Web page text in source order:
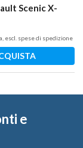
Scenic X-
escl. spese di spedizione
e